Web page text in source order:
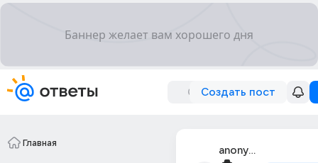
Создать пост
Главная
anonymous